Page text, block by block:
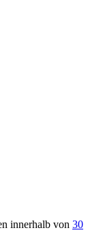
innerhalb von 30